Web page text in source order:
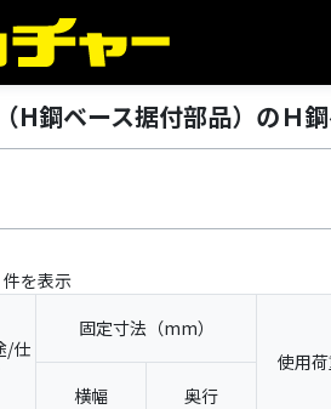
H鋼ベース据付部品）のＨ
を表示
/仕
固定寸法（mm）
使用
横幅
奥行